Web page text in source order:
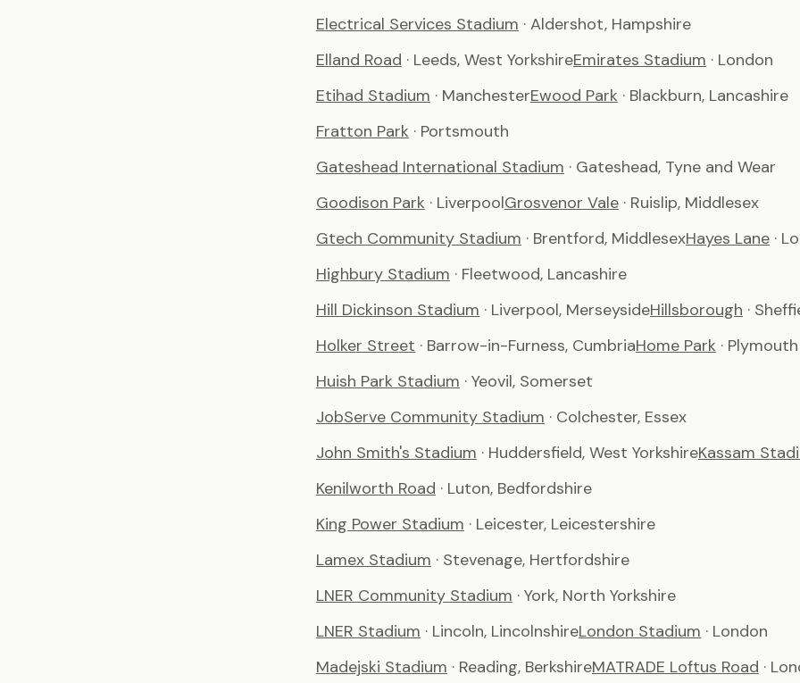
Electrical Services Stadium · Aldershot, Hampshire
Elland Road · Leeds, West YorkshireEmirates Stadium · London
Etihad Stadium · ManchesterEwood Park · Blackburn, Lancashire
Fratton Park · Portsmouth
Gateshead International Stadium · Gateshead, Tyne and Wear
Goodison Park · LiverpoolGrosvenor Vale · Ruislip, Middlesex
Gtech Community Stadium · Brentford, MiddlesexHayes Lane ·
Highbury Stadium · Fleetwood, Lancashire
Hill Dickinson Stadium · Liverpool, MerseysideHillsborough ·
Holker Street · Barrow-in-Furness, CumbriaHome Park · Plymouth
Huish Park Stadium · Yeovil, Somerset
JobServe Community Stadium · Colchester, Essex
John Smith's Stadium · Huddersfield, West YorkshireKassam
Kenilworth Road · Luton, Bedfordshire
King Power Stadium · Leicester, Leicestershire
Lamex Stadium · Stevenage, Hertfordshire
LNER Community Stadium · York, North Yorkshire
LNER Stadium · Lincoln, LincolnshireLondon Stadium · London
Madejski Stadium · Reading, BerkshireMATRADE Loftus Road ·